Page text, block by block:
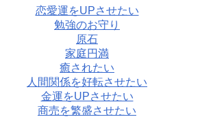
恋愛運をUPさせたい
勉強のお守り
原石
家庭円満
癒されたい
人間関係を好転させたい
金運をUPさせたい
商売を繁盛させたい